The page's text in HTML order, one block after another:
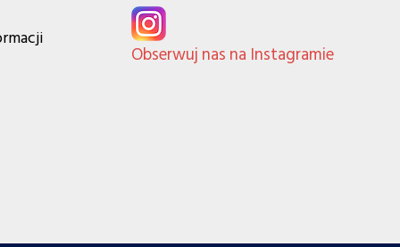
Obserwuj nas na Instagramie